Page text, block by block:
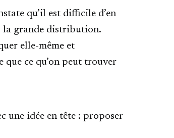
qu’il est difficile d’en
la grande distribution.
elle-même et
ce qu’on peut trouver
une idée en tête : proposer